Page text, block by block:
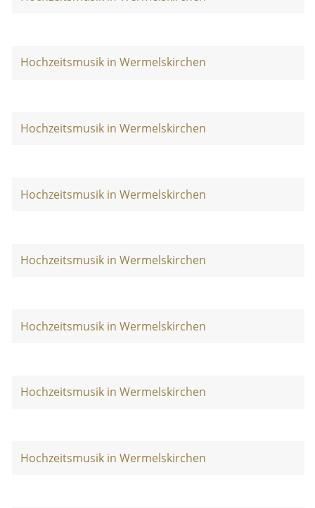
Hochzeitsmusik in Wermelskirchen
Hochzeitsmusik in Wermelskirchen
Hochzeitsmusik in Wermelskirchen
Hochzeitsmusik in Wermelskirchen
Hochzeitsmusik in Wermelskirchen
Hochzeitsmusik in Wermelskirchen
Hochzeitsmusik in Wermelskirchen